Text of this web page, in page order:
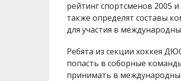
рейтинг спортсменов 2005
также определят составы
для участия в
Ребята из секции хоккея
попасть в соборные
принимать в